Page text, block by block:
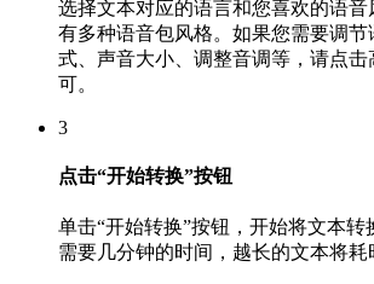
选择文本对应的语言和您喜欢的语音
有多种语音包风格。如果您需要调节
式、声音大小、调整音调等，请点击
可。
3
点击“开始转换”按钮
单击“开始转换”按钮，开始将文本转
需要几分钟的时间，越长的文本将耗